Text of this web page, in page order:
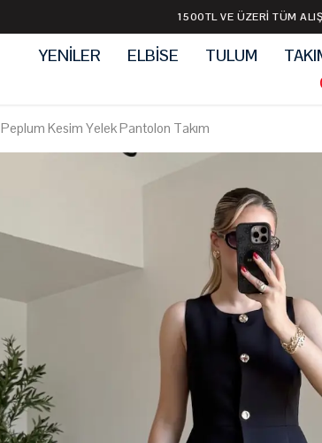
1500TL VE ÜZERİ TÜM
YENİLER ELBİSE TULUM
Peplum Kesim Yelek Pantolon Takım